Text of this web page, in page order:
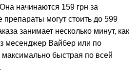
начинаются 159 грн за
препараты могут стоить до 599
занимает несколько минут, как
месенджер Вайбер или по
максимально быстрая по всей